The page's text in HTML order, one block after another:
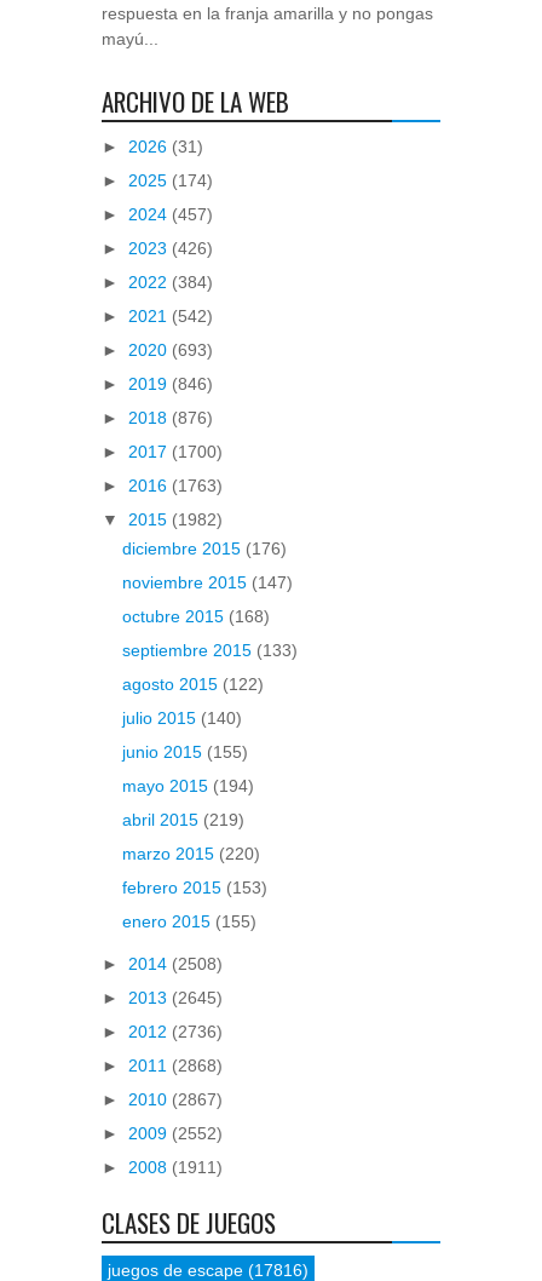
respuesta en la franja amarilla y no pongas
mayú...
ARCHIVO DE LA WEB
► 2026 (31)
► 2025 (174)
► 2024 (457)
► 2023 (426)
► 2022 (384)
► 2021 (542)
► 2020 (693)
► 2019 (846)
► 2018 (876)
► 2017 (1700)
► 2016 (1763)
▼ 2015 (1982)
diciembre 2015 (176)
noviembre 2015 (147)
octubre 2015 (168)
septiembre 2015 (133)
agosto 2015 (122)
julio 2015 (140)
junio 2015 (155)
mayo 2015 (194)
abril 2015 (219)
marzo 2015 (220)
febrero 2015 (153)
enero 2015 (155)
► 2014 (2508)
► 2013 (2645)
► 2012 (2736)
► 2011 (2868)
► 2010 (2867)
► 2009 (2552)
► 2008 (1911)
CLASES DE JUEGOS
juegos de escape (17816)